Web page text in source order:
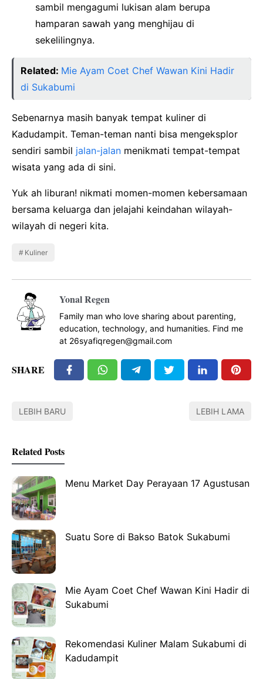
sambil mengagumi lukisan alam berupa
hamparan sawah yang menghijau di
sekelilingnya.
Related: Mie Ayam Coet Chef Wawan Kini Hadir
di Sukabumi
Sebenarnya masih banyak tempat kuliner di
Kadudampit. Teman-teman nanti bisa mengeksplor
sendiri sambil jalan-jalan menikmati tempat-tempat
wisata yang ada di sini.
Yuk ah liburan! nikmati momen-momen kebersamaan
bersama keluarga dan jelajahi keindahan wilayah-
wilayah di negeri kita.
Kuliner
Yonal Regen
Family man who love sharing about parenting,
education, technology, and humanities. Find me
at 26syafiqregen@gmail.com
SHARE
LEBIH BARU LEBIH LAMA
Related Posts
Menu Market Day Perayaan 17 Agustusan
Suatu Sore di Bakso Batok Sukabumi
Mie Ayam Coet Chef Wawan Kini Hadir di
Sukabumi
Rekomendasi Kuliner Malam Sukabumi di
Kadudampit